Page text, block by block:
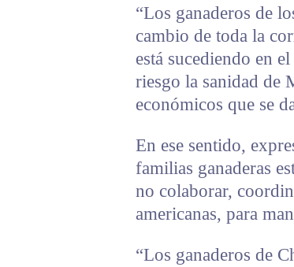
“Los ganaderos de
cambio de toda la
está sucediendo en
riesgo la sanidad de
económicos que se
En ese sentido,
familias ganaderas
no colaborar,
americanas, para
“Los ganaderos de